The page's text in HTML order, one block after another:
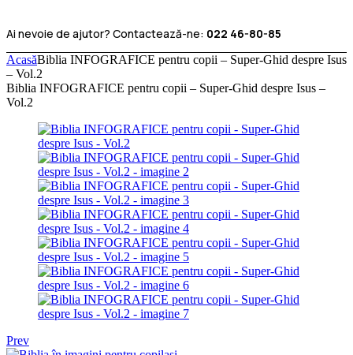
Ai nevoie de ajutor? Contactează-ne: 022 46-80-85
AcasăBiblia INFOGRAFICE pentru copii – Super-Ghid despre Isus
– Vol.2
Biblia INFOGRAFICE pentru copii – Super-Ghid despre Isus –
Vol.2
Prev